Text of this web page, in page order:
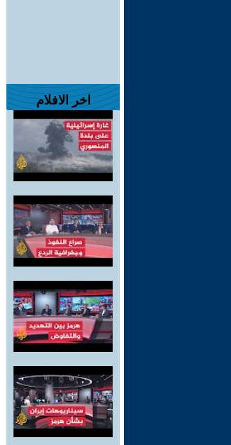
اخر الافلام